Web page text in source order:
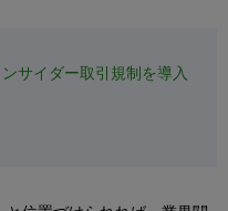
サイダー取引規制を導入